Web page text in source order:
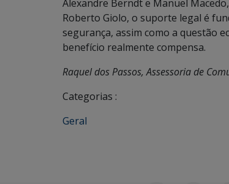
Alexandre Berndt e Manuel
Roberto Giolo, o suporte legal é
segurança, assim como a questão
benefício realmente compensa.
Raquel dos Passos, Assessoria de
Categorias :
Geral